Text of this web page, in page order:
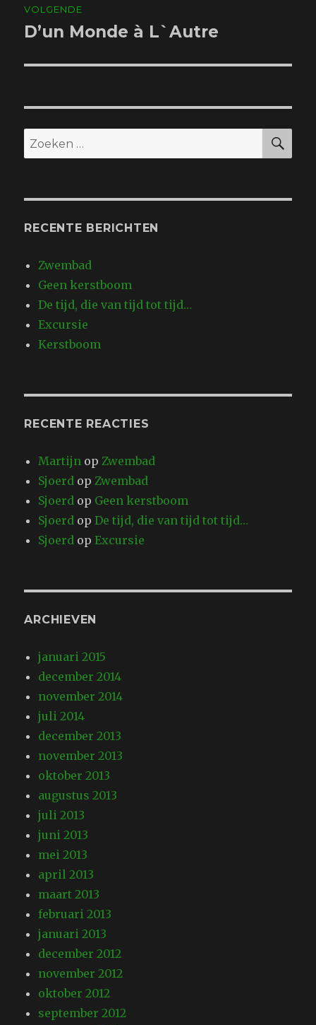
VOLGENDE
Volgend
D’un Monde à L`Autre
Zoeken
naar:
RECENTE BERICHTEN
Zwembad
Geen kerstboom
De tijd, die van tijd tot tijd…
Excursie
Kerstboom
RECENTE REACTIES
Martijn opZwembad
Sjoerd opZwembad
Sjoerd op Geen kerstboom
Sjoerd opDe tijd, die van tijd tot tijd…
Sjoerd opExcursie
ARCHIEVEN
januari 2015
december 2014
november 2014
juli 2014
december 2013
november 2013
oktober 2013
augustus 2013
juli 2013
juni 2013
mei 2013
april 2013
maart 2013
februari 2013
januari 2013
december 2012
november 2012
oktober 2012
september 2012